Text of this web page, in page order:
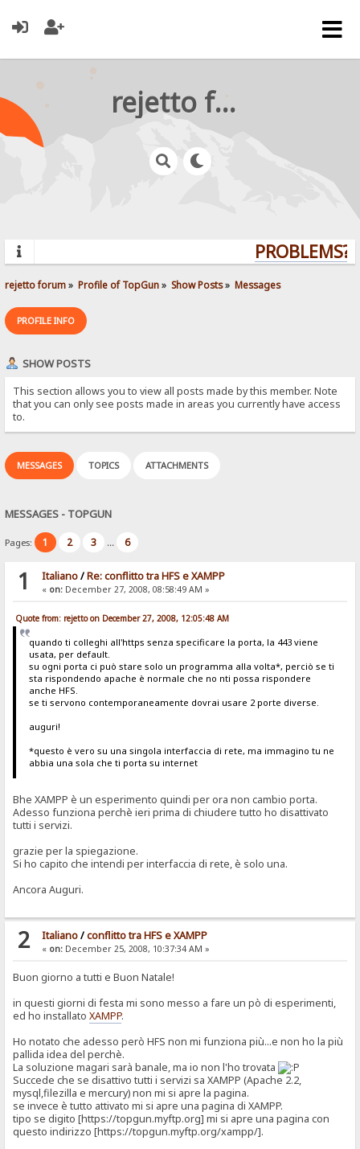
rejetto forum
PROBLEMS?
rejetto forum» Profile of TopGun» Show Posts» Messages
PROFILE INFO
SHOW POSTS
This section allows you to view all posts made by this member. Note
that you can only see posts made in areas you currently have access
to.
MESSAGES TOPICS ATTACHMENTS
MESSAGES - TOPGUN
Pages: 1 2 3 ... 6
1 Italiano/Re: conflitto tra HFS e XAMPP
« on:December 27, 2008, 08:58:49 AM »
Quote from: rejetto on December 27, 2008, 12:05:48 AM
quando ti colleghi all'https senza specificare la porta, la 443 viene
usata, per default.
su ogni porta ci può stare solo un programma alla volta*, perciò se ti
sta rispondendo apache è normale che no nti possa rispondere
anche HFS.
se ti servono contemporaneamente dovrai usare 2 porte diverse.
auguri!
*questo è vero su una singola interfaccia di rete, ma immagino tu ne
abbia una sola che ti porta su internet
Bhe XAMPP è un esperimento quindi per ora non cambio porta.
Adesso funziona perchè ieri prima di chiudere tutto ho disattivato
tutti i servizi.
grazie per la spiegazione.
Si ho capito che intendi per interfaccia di rete, è solo una.
Ancora Auguri.
2 Italiano/conflitto tra HFS e XAMPP
« on:December 25, 2008, 10:37:34 AM »
Buon giorno a tutti e Buon Natale!
in questi giorni di festa mi sono messo a fare un pò di esperimenti,
ed ho installatoXAMPP.
Ho notato che adesso però HFS non mi funziona più...e non ho la più
pallida idea del perchè.
La soluzione magari sarà banale, ma io non l'ho trovata
Succede che se disattivo tutti i servizi sa XAMPP (Apache 2.2,
mysql,filezilla e mercury) non mi si apre la pagina.
se invece è tutto attivato mi si apre una pagina di XAMPP.
tipo se digito [https://topgun.myftp.org] mi si apre una pagina con
questo indirizzo [https://topgun.myftp.org/xampp/].